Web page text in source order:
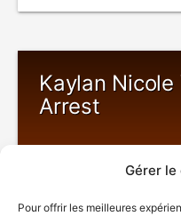
Gérer
Pour offrir les meilleures
Kaylan
Arrest